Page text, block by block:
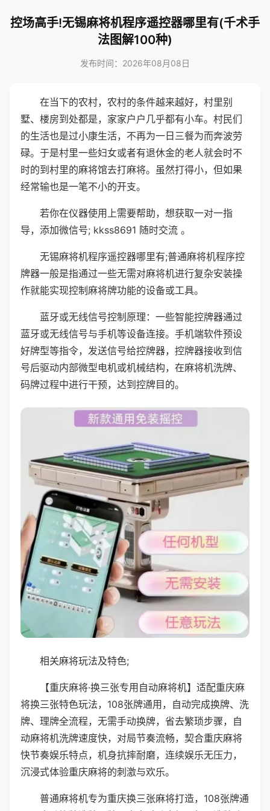
控场高手!无锡麻将机程序遥控器哪里有(千术手
法图解100种)
发布时间：2026年08月08日
在当下的农村，农村的条件越来越好，村里别
墅、楼房到处都是，家家户户几乎都有小车。村民们
的生活也是过小康生活，不再为一日三餐为而奔波劳
碌。于是村里一些妇女或者有退休金的老人就会时不
时的到村里的麻将馆去打麻将。虽然打得小，但如果
经常输也是一笔不小的开支。
若你在仪器使用上需要帮助，想获取一对一指
导，添加微信号; kkss8691 随时交流 。
无锡麻将机程序遥控器哪里有;普通麻将机程序控
牌器一般是指通过一些无需对麻将机进行复杂安装操
作就能实现控制麻将牌功能的设备或工具。
蓝牙或无线信号控制原理：一些智能控牌器通过
蓝牙或无线信号与手机等设备连接。手机端软件预设
好牌型等指令，发送信号给控牌器，控牌器接收到信
号后驱动内部微型电机或机械结构，在麻将机洗牌、
码牌过程中进行干预，达到控牌目的。
相关麻将玩法及特色;
【重庆麻将·换三张专用自动麻将机】适配重庆麻
将换三张特色玩法，108张牌通用，自动完成换牌、洗
牌、理牌全流程，无需手动换牌，省去繁琐步骤，自
动麻将机洗牌速度快，对局节奏流畅，契合重庆麻将
快节奏娱乐特点，机身抗摔耐磨，连续娱乐无压力，
沉浸式体验重庆麻将的刺激与欢乐。
普通麻将机专为重庆换三张麻将打造，108张牌通